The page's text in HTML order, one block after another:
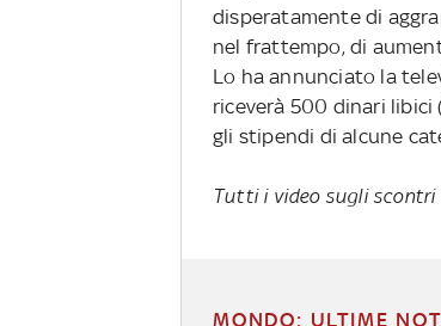
disperatamente di
nel frattempo, di
Lo ha annunciato la
riceverà 500 dinari libici
gli stipendi di alcune
Tutti i video sugli scontri
MONDO: ULTIME